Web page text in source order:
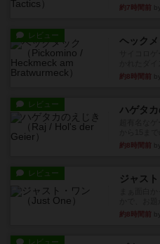
約7時間前
レビュー ヘックメ
約8時間前
レビュー ハゲタ
約8時間前
レビュー ジャス
約8時間前
レビュー